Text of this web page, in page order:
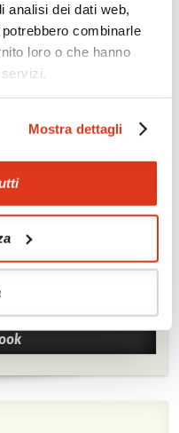
analisi dei dati web,
combinarle
loro o che hanno
Mostra dettagli
esperienze e scambia